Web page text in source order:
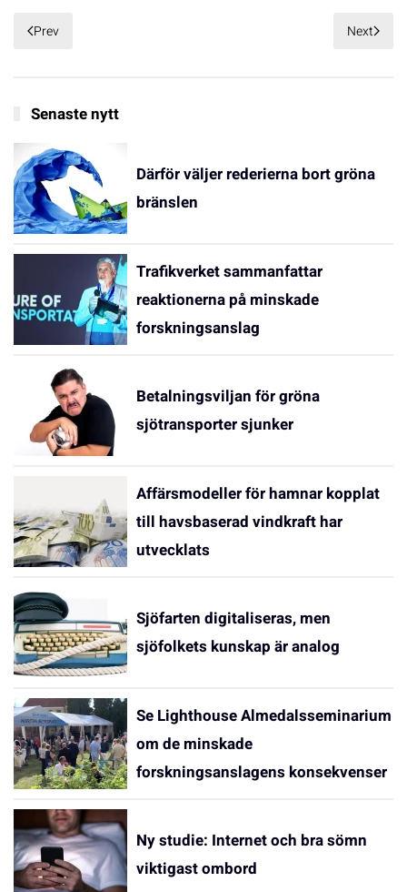
Prev Next
Senaste nytt
Därför väljer rederierna bort gröna
bränslen
Trafikverket sammanfattar
reaktionerna på minskade
forskningsanslag
Betalningsviljan för gröna
sjötransporter sjunker
Affärsmodeller för hamnar kopplat
till havsbaserad vindkraft har
utvecklats
Sjöfarten digitaliseras, men
sjöfolkets kunskap är analog
Se Lighthouse Almedalsseminarium
om de minskade
forskningsanslagens konsekvenser
Ny studie: Internet och bra sömn
viktigast ombord